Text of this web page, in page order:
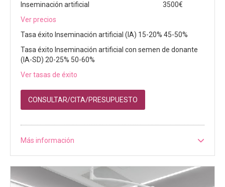
Inseminación artificial
3500€
Ver precios
Tasa éxito Inseminación artificial (IA) 15-20% 45-50%
Tasa éxito Inseminación artificial con semen de donante
(IA-SD) 20-25% 50-60%
Ver tasas de éxito
CONSULTAR/CITA/PRESUPUESTO
Más información